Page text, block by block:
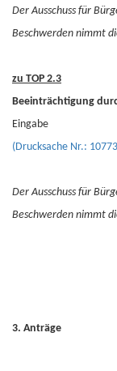
Der Ausschuss für
Beschwerden nimmt
zu TOP 2.3
Beeinträchtigung
Eingabe
(Drucksache Nr.:
Der Ausschuss für
Beschwerden nimmt
3. Anträge